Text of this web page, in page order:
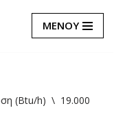
ΜΕΝΟΥ
(Btu/h) \ 19.000